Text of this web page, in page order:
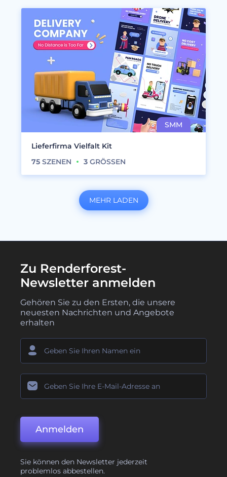
Lieferfirma Vielfalt Kit
75 SZENEN 3 GRÖSSEN
MEHR LADEN
Zu Renderforest-
Newsletter anmelden
Gehören Sie zu den Ersten, die unsere
neuesten Nachrichten und Angebote
erhalten
Anmelden
Sie können den Newsletter jederzeit
problemlos abbestellen.